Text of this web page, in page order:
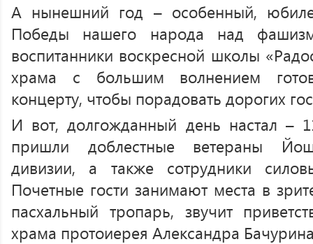
А нынешний год – особенный,
Победы нашего народа над
воспитанники воскресной школы
храма с большим волнением
концерту, чтобы порадовать дорогих
И вот, долгожданный день настал –
пришли доблестные ветераны
дивизии, а также сотрудники
Почетные гости занимают места в
пасхальный тропарь, звучит
храма протоиерея Александра